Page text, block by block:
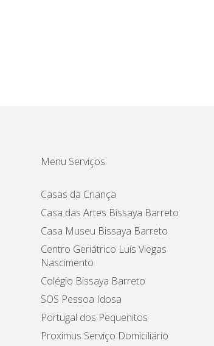
Menu Serviços
Casas da Criança
Casa das Artes Bissaya Barreto
Casa Museu Bissaya Barreto
Centro Geriátrico Luís Viegas
Nascimento
Colégio Bissaya Barreto
SOS Pessoa Idosa
Portugal dos Pequenitos
Proximus Serviço Domiciliário